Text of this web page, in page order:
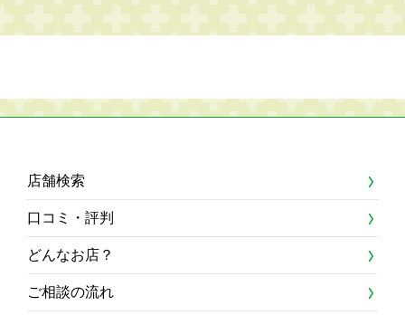
店舗検索
口コミ・評判
どんなお店？
ご相談の流れ